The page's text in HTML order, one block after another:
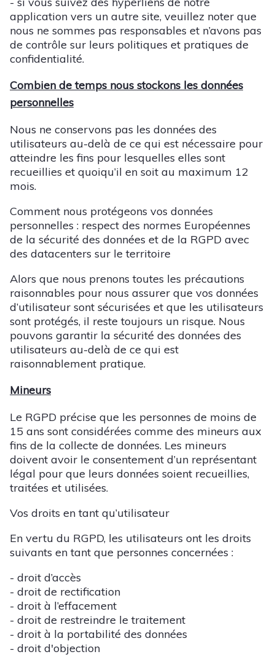
application vers un autre site, veuillez noter que
nous ne sommes pas responsables et n’avons pas
de contrôle sur leurs politiques et pratiques de
confidentialité.
Combien de temps nous stockons les données
personnelles
Nous ne conservons pas les données des
utilisateurs au-delà de ce qui est nécessaire pour
atteindre les fins pour lesquelles elles sont
recueillies et quoiqu’il en soit au maximum 12
mois.
Comment nous protégeons vos données
personnelles : respect des normes Européennes
de la sécurité des données et de la RGPD avec
des datacenters sur le territoire
Alors que nous prenons toutes les précautions
raisonnables pour nous assurer que vos données
d’utilisateur sont sécurisées et que les utilisateurs
sont protégés, il reste toujours un risque. Nous
pouvons garantir la sécurité des données des
utilisateurs au-delà de ce qui est
raisonnablement pratique.
Mineurs
Le RGPD précise que les personnes de moins de
15 ans sont considérées comme des mineurs aux
fins de la collecte de données. Les mineurs
doivent avoir le consentement d’un représentant
légal pour que leurs données soient recueillies,
traitées et utilisées.
Vos droits en tant qu’utilisateur
En vertu du RGPD, les utilisateurs ont les droits
suivants en tant que personnes concernées :
- droit d’accès
- droit de rectification
- droit à l’effacement
- droit de restreindre le traitement
- droit à la portabilité des données
- droit d'objection